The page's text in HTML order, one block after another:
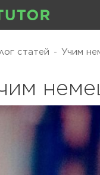
статей - Учим